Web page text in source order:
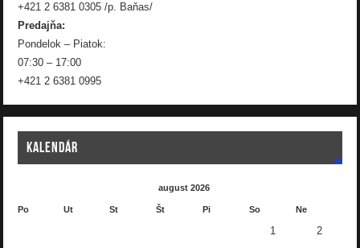
+421 2 6381 0305 /p. Baňas/
Predajňa:
Pondelok – Piatok:
07:30 – 17:00
+421 2 6381 0995
KALENDÁR
august 2026
Po Ut St Št Pi So Ne
1 2